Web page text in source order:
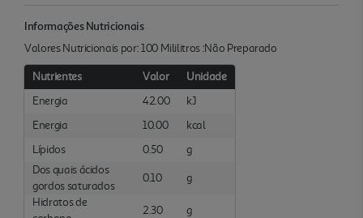
Informações Nutricionais
Valores Nutricionais por: 100 Mililitros :Não Preparado
Nutrientes Valor
Unidade
Energia
42.00
kJ
Energia
10.00
kcal
Lípidos
0.50
g
Dos quais ácidos
gordos saturados
0.10
g
Hidratos de
2.30 g